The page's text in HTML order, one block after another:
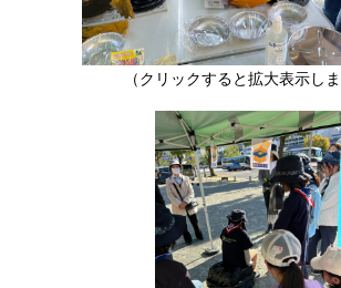
（クリックすると拡大表示しま